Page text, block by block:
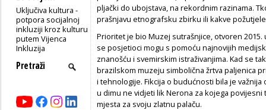
Uključiva kultura -
potpora socijalnoj
inkluziji kroz kulturu
putem Vijenca
Inkluzija
pljački do ubojstava, na rekordnim razinama.
prašnjavu etnografsku zbirku ili kakve
Prioritet je bio Muzej sutrašnjice, otvoren
se posjetioci mogu s pomoću najnovijih
znanošću i svemirskim istraživanjima. Kad se
brazilskom muzeju simbolična žrtva paljenica
i tehnologije. Fikcija o budućnosti bila je
u dimu ne vidjeti lik Nerona za kojega povijesni
mjesta za svoju zlatnu palaču.